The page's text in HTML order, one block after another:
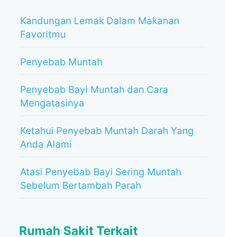
Kandungan Lemak Dalam Makanan
Favoritmu
Penyebab Muntah
Penyebab Bayi Muntah dan Cara
Mengatasinya
Ketahui Penyebab Muntah Darah Yang
Anda Alami
Atasi Penyebab Bayi Sering Muntah
Sebelum Bertambah Parah
Rumah Sakit Terkait